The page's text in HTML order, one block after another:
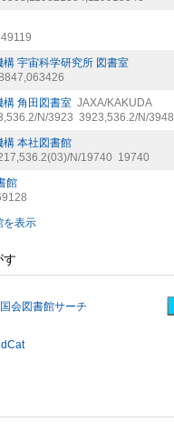
宇宙科学研究所 図書室
構 角田図書室 JAXA/KAKUDA
,536.2/N/3923 3923,536.2/N/3948
構 本社図書館
,536.2(03)/N/19740 19740
館
を表示
す
会図書館サーチ